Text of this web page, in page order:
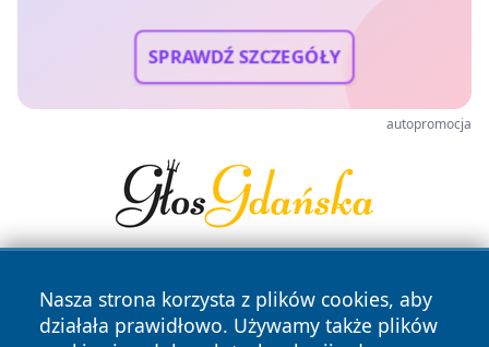
SPRAWDŹ SZCZEGÓŁY
autopromocja
Nasza strona korzysta z plików cookies, aby
działała prawidłowo. Używamy także plików